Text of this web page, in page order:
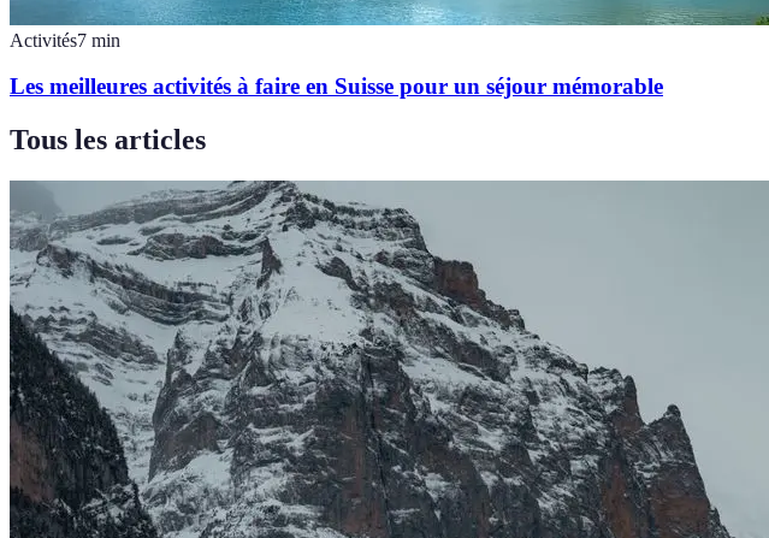
Activités7 min
Les meilleures activités à faire en Suisse pour un séjour mémorable
Tous les articles